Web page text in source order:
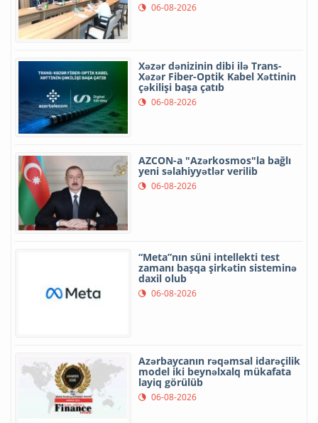
06-08-2026
Xəzər dənizinin dibi ilə Trans-
Xəzər Fiber-Optik Kabel Xəttinin
çəkilişi başa çatıb
06-08-2026
AZCON-a "Azərkosmos"la bağlı
yeni səlahiyyətlər verilib
06-08-2026
“Meta”nın süni intellekti test
zamanı başqa şirkətin sisteminə
daxil olub
06-08-2026
Azərbaycanın rəqəmsal idarəçilik
model iki beynəlxalq mükafata
layiq görülüb
06-08-2026